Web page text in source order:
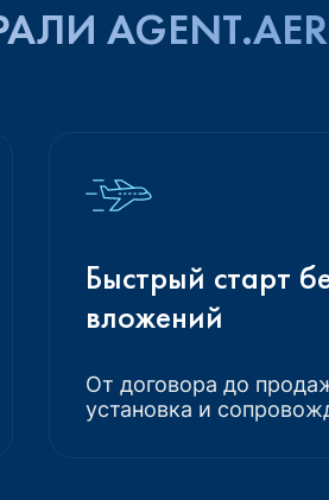
Быстрый старт
вложений
От договора до
установка и